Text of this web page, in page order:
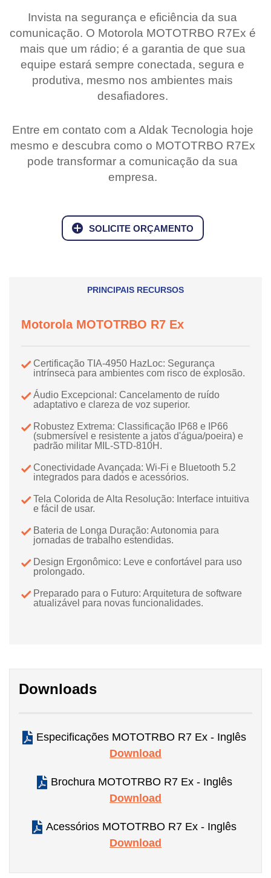
Invista na segurança e eficiência da sua
comunicação. O Motorola MOTOTRBO R7Ex é
mais que um rádio; é a garantia de que sua
equipe estará sempre conectada, segura e
produtiva, mesmo nos ambientes mais
desafiadores.
Entre em contato com a Aldak Tecnologia hoje
mesmo e descubra como o MOTOTRBO R7Ex
pode transformar a comunicação da sua
empresa.
SOLICITE ORÇAMENTO
PRINCIPAIS RECURSOS
Motorola MOTOTRBO R7 Ex
Certificação TIA-4950 HazLoc: Segurança
intrínseca para ambientes com risco de explosão.
Áudio Excepcional: Cancelamento de ruído
adaptativo e clareza de voz superior.
Robustez Extrema: Classificação IP68 e IP66
(submersível e resistente a jatos d'água/poeira) e
padrão militar MIL-STD-810H.
Conectividade Avançada: Wi-Fi e Bluetooth 5.2
integrados para dados e acessórios.
Tela Colorida de Alta Resolução: Interface intuitiva
e fácil de usar.
Bateria de Longa Duração: Autonomia para
jornadas de trabalho estendidas.
Design Ergonômico: Leve e confortável para uso
prolongado.
Preparado para o Futuro: Arquitetura de software
atualizável para novas funcionalidades.
Downloads
Especificações MOTOTRBO R7 Ex - Inglês
Download
Brochura MOTOTRBO R7 Ex - Inglês
Download
Acessórios MOTOTRBO R7 Ex - Inglês
Download